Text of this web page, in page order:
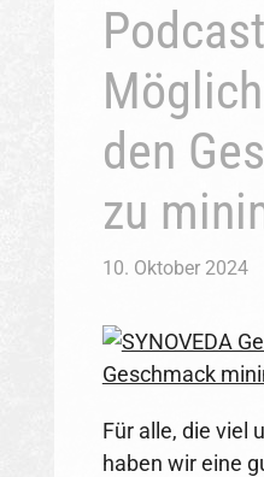
den
zu
10. Oktober 2024
Für alle, die viel
haben wir eine